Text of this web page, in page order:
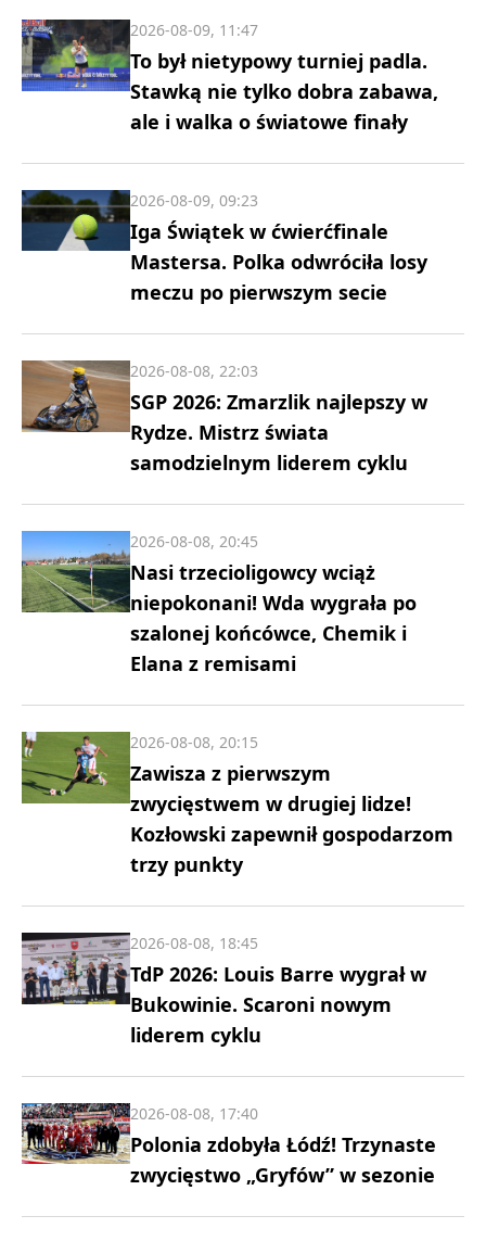
To był nietypowy turniej padla.
Stawką nie tylko dobra zabawa,
ale i walka o światowe finały
2026-08-09, 11:47
Iga Świątek w ćwierćfinale
Mastersa. Polka odwróciła losy
meczu po pierwszym secie
2026-08-09, 09:23
SGP 2026: Zmarzlik najlepszy w
Rydze. Mistrz świata
samodzielnym liderem cyklu
2026-08-08, 22:03
Nasi trzecioligowcy wciąż
niepokonani! Wda wygrała po
szalonej końcówce, Chemik i
Elana z remisami
2026-08-08, 20:45
Zawisza z pierwszym
zwycięstwem w drugiej lidze!
Kozłowski zapewnił gospodarzom
trzy punkty
2026-08-08, 20:15
TdP 2026: Louis Barre wygrał w
Bukowinie. Scaroni nowym
liderem cyklu
2026-08-08, 18:45
Polonia zdobyła Łódź! Trzynaste
zwycięstwo „Gryfów” w sezonie
2026-08-08, 17:40